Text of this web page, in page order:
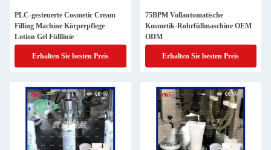
PLC-gesteuerte Cosmetic Cream
Filling Machine Körperpflege
Lotion Gel Fülllinie
Erhalten Sie besten Preis
75BPM Vollautomatische
Kosmetik-Rohrfüllmaschine OEM
ODM
Erhalten Sie besten Preis